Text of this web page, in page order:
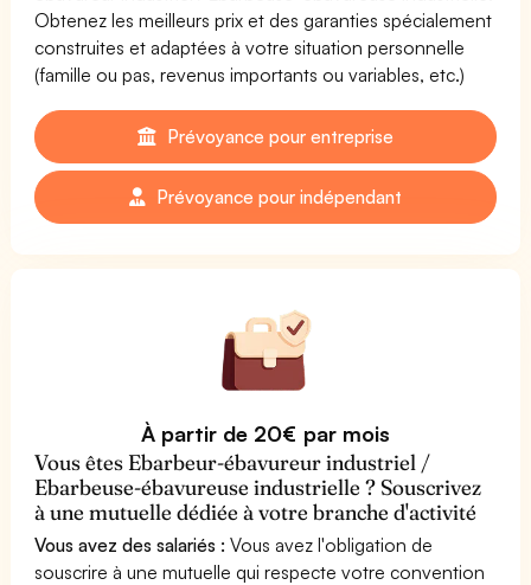
Obtenez les meilleurs prix et des garanties spécialement
construites et adaptées à votre situation personnelle
(famille ou pas, revenus importants ou variables, etc.)
Prévoyance pour entreprise
Prévoyance pour indépendant
À partir de 20€ par mois
Vous êtes Ebarbeur-ébavureur industriel /
Ebarbeuse-ébavureuse industrielle ? Souscrivez
à une mutuelle dédiée à votre branche d'activité
Vous avez des salariés : Vous avez l'obligation de
souscrire à une mutuelle qui respecte votre convention